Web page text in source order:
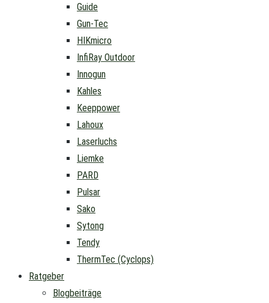
Guide
Gun-Tec
HIKmicro
InfiRay Outdoor
Innogun
Kahles
Keeppower
Lahoux
Laserluchs
Liemke
PARD
Pulsar
Sako
Sytong
Tendy
ThermTec (Cyclops)
Ratgeber
Blogbeiträge